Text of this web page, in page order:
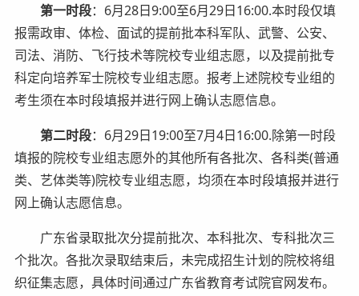
第一时段：6月28日9:00至6月29日16:00.本时段仅填
报需政审、体检、面试的提前批本科军队、武警、公安、
司法、消防、飞行技术等院校专业组志愿，以及提前批专
科定向培养军士院校专业组志愿。报考上述院校专业组的
考生须在本时段填报并进行网上确认志愿信息。
第二时段：6月29日19:00至7月4日16:00.除第一时段
填报的院校专业组志愿外的其他所有各批次、各科类(普通
类、艺体类等)院校专业组志愿，均须在本时段填报并进行
网上确认志愿信息。
广东省录取批次分提前批次、本科批次、专科批次三
个批次。各批次录取结束后，未完成招生计划的院校将组
织征集志愿，具体时间通过广东省教育考试院官网发布。